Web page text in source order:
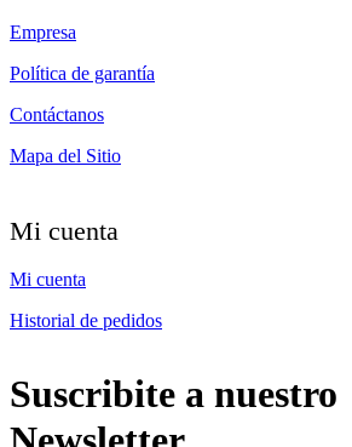
Empresa
Política de garantía
Contáctanos
Mapa del Sitio
Mi cuenta
Mi cuenta
Historial de pedidos
Suscribite a nuestro